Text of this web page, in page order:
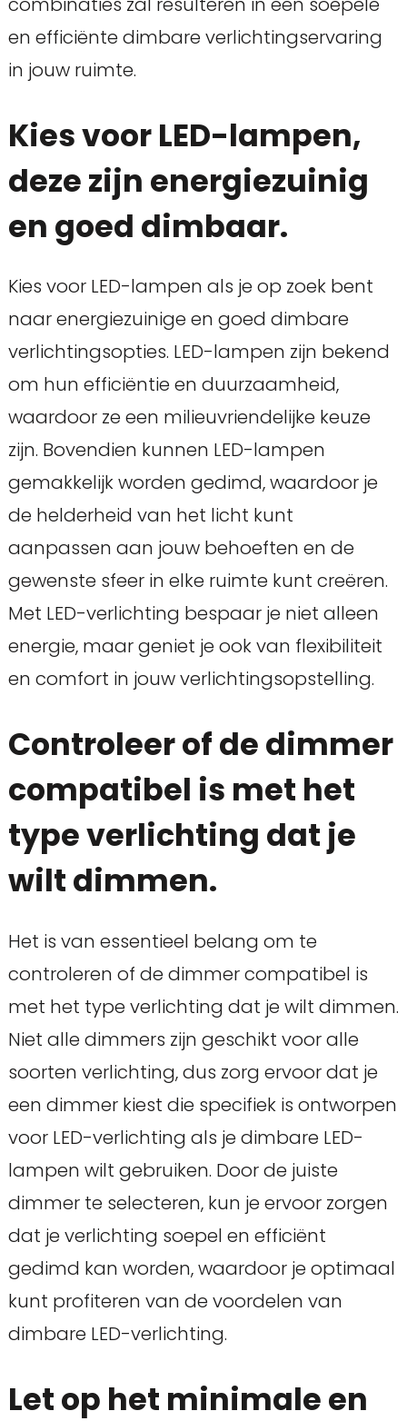
en efficiënte dimbare verlichtingservaring
in jouw ruimte.
Kies voor LED-lampen,
deze zijn energiezuinig
en goed dimbaar.
Kies voor LED-lampen als je op zoek bent
naar energiezuinige en goed dimbare
verlichtingsopties. LED-lampen zijn bekend
om hun efficiëntie en duurzaamheid,
waardoor ze een milieuvriendelijke keuze
zijn. Bovendien kunnen LED-lampen
gemakkelijk worden gedimd, waardoor je
de helderheid van het licht kunt
aanpassen aan jouw behoeften en de
gewenste sfeer in elke ruimte kunt creëren.
Met LED-verlichting bespaar je niet alleen
energie, maar geniet je ook van flexibiliteit
en comfort in jouw verlichtingsopstelling.
Controleer of de dimmer
compatibel is met het
type verlichting dat je
wilt dimmen.
Het is van essentieel belang om te
controleren of de dimmer compatibel is
met het type verlichting dat je wilt dimmen.
Niet alle dimmers zijn geschikt voor alle
soorten verlichting, dus zorg ervoor dat je
een dimmer kiest die specifiek is ontworpen
voor LED-verlichting als je dimbare LED-
lampen wilt gebruiken. Door de juiste
dimmer te selecteren, kun je ervoor zorgen
dat je verlichting soepel en efficiënt
gedimd kan worden, waardoor je optimaal
kunt profiteren van de voordelen van
dimbare LED-verlichting.
Let op het minimale en